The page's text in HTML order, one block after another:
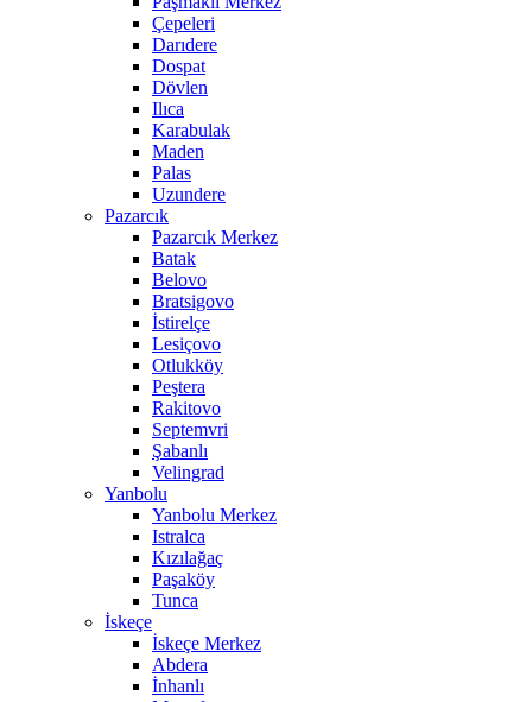
Çepeleri
Darıdere
Dospat
Dövlen
Ilıca
Karabulak
Maden
Palas
Uzundere
Pazarcık
Pazarcık Merkez
Batak
Belovo
Bratsigovo
İstirelçe
Lesiçovo
Otlukköy
Peştera
Rakitovo
Septemvri
Şabanlı
Velingrad
Yanbolu
Yanbolu Merkez
Istralca
Kızılağaç
Paşaköy
Tunca
İskeçe
İskeçe Merkez
Abdera
İnhanlı